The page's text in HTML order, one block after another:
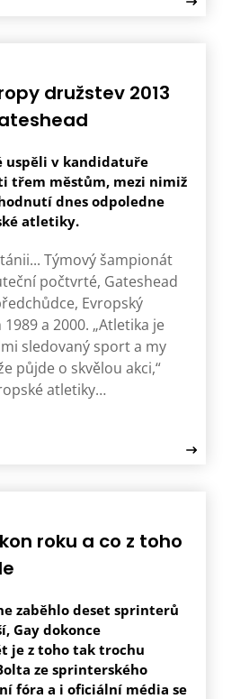
družstev 2013
uspěli v kandidatuře
třem městům, mezi nimiž
dnes odpoledne
atletiky.
Týmový šampionát
počtvrté, Gateshead
Evropský
a 2000. „Atletika je
sledovaný sport a my
půjde o skvělou akci,“
atletiky…
roku a co z toho
zaběhlo deset sprinterů
Gay dokonce
je z toho tak trochu
ze sprinterského
fóra a i oficiální média se